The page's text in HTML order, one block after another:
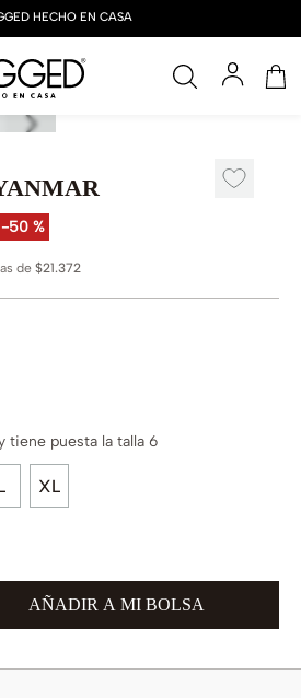
-50 %
de $21.372
XL
tiene puesta la talla 6